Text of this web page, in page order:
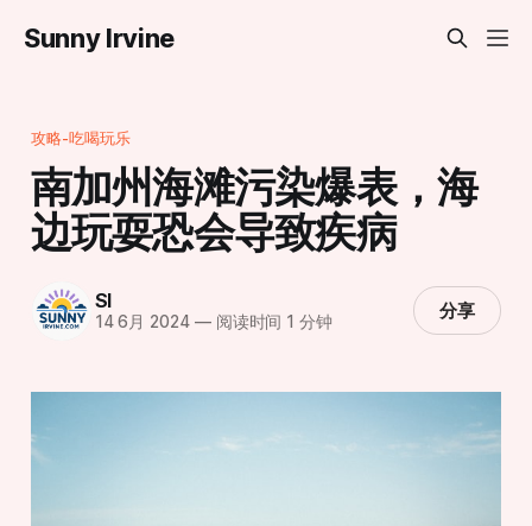
Sunny Irvine
攻略-吃喝玩乐
南加州海滩污染爆表，海
边玩耍恐会导致疾病
SI
14 6月 2024 —阅读时间 1 分钟 分享